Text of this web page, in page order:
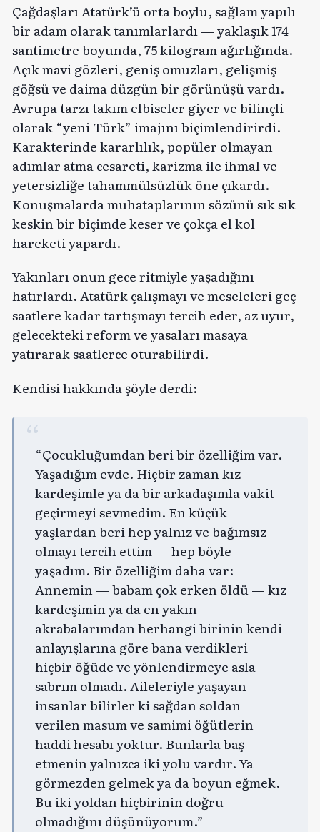
Çağdaşları Atatürk’ü orta boylu, sağlam yapılı
bir adam olarak tanımlarlardı — yaklaşık 174
santimetre boyunda, 75 kilogram ağırlığında.
Açık mavi gözleri, geniş omuzları, gelişmiş
göğsü ve daima düzgün bir görünüşü vardı.
Avrupa tarzı takım elbiseler giyer ve bilinçli
olarak “yeni Türk” imajını biçimlendirirdi.
Karakterinde kararlılık, popüler olmayan
adımlar atma cesareti, karizma ile ihmal ve
yetersizliğe tahammülsüzlük öne çıkardı.
Konuşmalarda muhataplarının sözünü sık sık
keskin bir biçimde keser ve çokça el kol
hareketi yapardı.
Yakınları onun gece ritmiyle yaşadığını
hatırlardı. Atatürk çalışmayı ve meseleleri geç
saatlere kadar tartışmayı tercih eder, az uyur,
gelecekteki reform ve yasaları masaya
yatırarak saatlerce oturabilirdi.
Kendisi hakkında şöyle derdi:
“Çocukluğumdan beri bir özelliğim var.
Yaşadığım evde. Hiçbir zaman kız
kardeşimle ya da bir arkadaşımla vakit
geçirmeyi sevmedim. En küçük
yaşlardan beri hep yalnız ve bağımsız
olmayı tercih ettim — hep böyle
yaşadım. Bir özelliğim daha var:
Annemin — babam çok erken öldü — kız
kardeşimin ya da en yakın
akrabalarımdan herhangi birinin kendi
anlayışlarına göre bana verdikleri
hiçbir öğüde ve yönlendirmeye asla
sabrım olmadı. Aileleriyle yaşayan
insanlar bilirler ki sağdan soldan
verilen masum ve samimi öğütlerin
haddi hesabı yoktur. Bunlarla baş
etmenin yalnızca iki yolu vardır. Ya
görmezden gelmek ya da boyun eğmek.
Bu iki yoldan hiçbirinin doğru
olmadığını düşünüyorum.”